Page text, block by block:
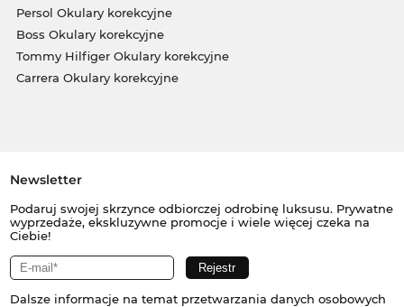
Persol Okulary korekcyjne
Boss Okulary korekcyjne
Tommy Hilfiger Okulary korekcyjne
Carrera Okulary korekcyjne
Newsletter
Podaruj swojej skrzynce odbiorczej odrobinę luksusu. Prywatne
wyprzedaże, ekskluzywne promocje i wiele więcej czeka na
Ciebie!
Dalsze informacje na temat przetwarzania danych osobowych